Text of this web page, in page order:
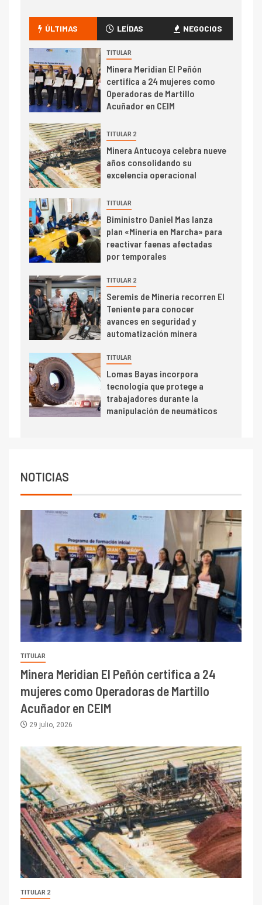
crecimiento regional: Banco
Central reporta resultados
dispares en el primer
trimestre
4 I+D
Informe bimensual de
Cochilco: precio del cobre
alcanza máximos por escasez
5 I+D
Estudio revela cómo el precio
del cobre y educación superior
se relacionan en zonas
6 I+D
BHP proyecta producción de
cobre cercana a 2 millones de
toneladas tras récord en
Escondida
7 I+D
Codelco reporta Ebitda de US$
6.670 millones y mejora sus
indicadores financieros
ÚLTIMAS LEÍDAS NEGOCIOS
TITULAR
Minera Meridian El Peñón
certifica a 24 mujeres como
Operadoras de Martillo
Acuñador en CEIM
TITULAR 2
Minera Antucoya celebra nueve
años consolidando su
excelencia operacional
TITULAR
Biministro Daniel Mas lanza
plan «Minería en Marcha» para
reactivar faenas afectadas
por temporales
TITULAR 2
Seremis de Minería recorren El
Teniente para conocer
avances en seguridad y
automatización minera
TITULAR
Lomas Bayas incorpora
tecnología que protege a
trabajadores durante la
manipulación de neumáticos
NOTICIAS
TITULAR
Minera Meridian El Peñón certifica a 24
mujeres como Operadoras de Martillo
Acuñador en CEIM
29 julio, 2026
TITULAR 2